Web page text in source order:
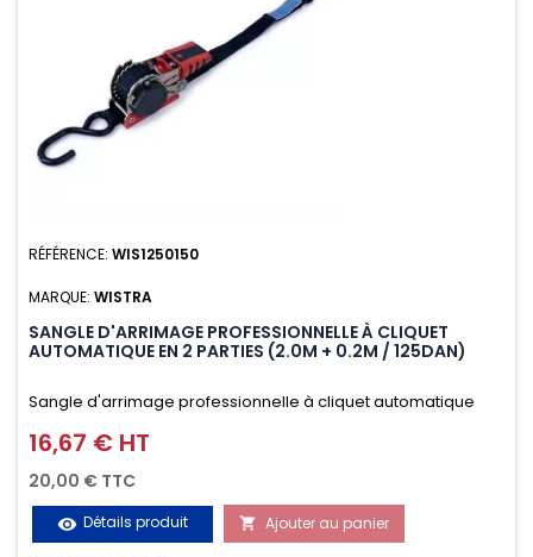
RÉFÉRENCE: WIS1250150
MARQUE: WISTRA
SANGLE D'ARRIMAGE PROFESSIONNELLE À CLIQUET
AUTOMATIQUE EN 2 PARTIES (2.0M + 0.2M / 125DAN)
Sangle d'arrimage professionnelle à cliquet automatique
avec crochet S en 2 parties (2.0M + 0.2M / 125daN), simple et
rapide d'utilisation. Permet d'arrimer et de sécuriser
vos chargements pendant le transport. Matière polyester
très résistante aux UV et aux variations de températures,
Prix
16,67 € HT
20,00 € TTC
visibility Détails produit  Ajouter au panier